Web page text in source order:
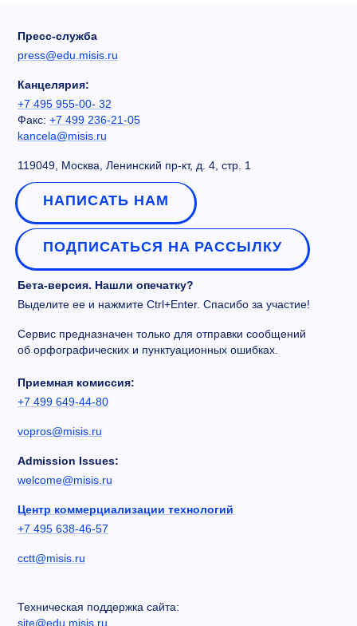
Пресс-служба
press@edu.misis.ru
Канцелярия:
+7 495 955-00- 32
Факс: +7 499 236-21-05
kancela@misis.ru
119049, Москва, Ленинский пр-кт, д. 4, стр. 1
НАПИСАТЬ НАМ
ПОДПИСАТЬСЯ НА РАССЫЛКУ
Бета-версия. Нашли опечатку?
Выделите ее и нажмите Ctrl+Enter. Спасибо за участие!
Сервис предназначен только для отправки сообщений
об орфографических и пунктуационных ошибках.
Приемная комиссия:
+7 499 649-44-80
vopros@misis.ru
Admission Issues:
welcome@misis.ru
Центр коммерциализации технологий
+7 495 638-46-57
cctt@misis.ru
Техническая поддержка сайта:
site@edu.misis.ru